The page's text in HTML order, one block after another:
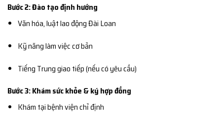
Bước 2: Đào tạo định hướng
Văn hóa, luật lao động Đài Loan
Kỹ năng làm việc cơ bản
Tiếng Trung giao tiếp (nếu có yêu cầu)
Bước 3: Khám sức khỏe & ký hợp đồng
Khám tại bệnh viện chỉ định